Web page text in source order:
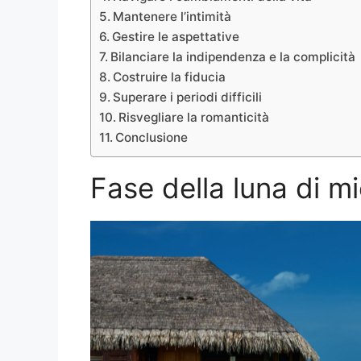
Mantenere l’intimità
Gestire le aspettative
Bilanciare la indipendenza e la complicità
Costruire la fiducia
Superare i periodi difficili
Risvegliare la romanticità
Conclusione
Fase della luna di